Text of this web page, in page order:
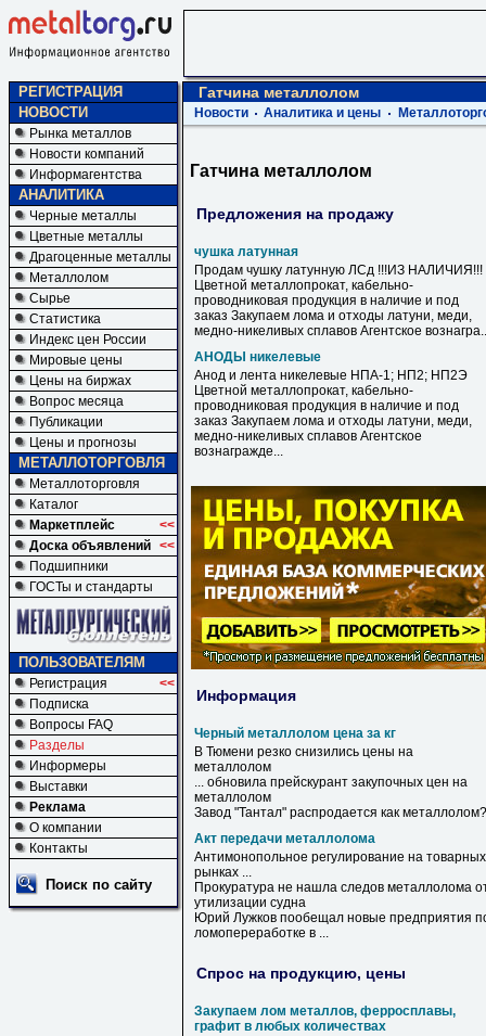
РЕГИСТРАЦИЯ
НОВОСТИ
Рынка металлов
Новости компаний
Информагентства
АНАЛИТИКА
Черные металлы
Цветные металлы
Драгоценные металлы
Металлолом
Сырье
Статистика
Индекс цен России
Мировые цены
Цены на биржах
Вопрос месяца
Публикации
Цены и прогнозы
МЕТАЛЛОТОРГОВЛЯ
Металлоторговля
Каталог
Маркетплейс
<<
Доска объявлений <<
Подшипники
ГОСТы и стандарты
ПОЛЬЗОВАТЕЛЯМ
Регистрация
<<
Подписка
Вопросы FAQ
Разделы
Информеры
Выставки
Реклама
О компании
Контакты
Поиск по сайту
Гатчина металлолом
Новости Аналитика и цены
Гатчина металлолом
Предложения на продажу
чушка латунная
Продам чушку латунную ЛСд !!!ИЗ НАЛИЧИЯ!!!
Цветной металлопрокат, кабельно-
проводниковая продукция в наличие и под
заказ Закупаем лома и отходы латуни, меди,
медно-никеливых сплавов Агентское
АНОДЫ никелевые
Анод и лента никелевые НПА-1; НП2; НП2Э
Цветной металлопрокат, кабельно-
проводниковая продукция в наличие и под
заказ Закупаем лома и отходы латуни, меди,
медно-никеливых сплавов Агентское
вознагражде...
Информация
Черный металлолом цена за кг
В Тюмени резко снизились цены на
металлолом
... обновила прейскурант закупочных цен на
металлолом
Завод "Тантал" распродается как металлолом?
Акт передачи металлолома
Антимонопольное регулирование на товарных
рынках ...
Прокуратура не нашла следов металлолома
утилизации судна
Юрий Лужков пообещал новые предприятия
ломопереработке в ...
Спрос на продукцию, цены
Закупаем лом металлов, ферросплавы,
графит в любых количествах